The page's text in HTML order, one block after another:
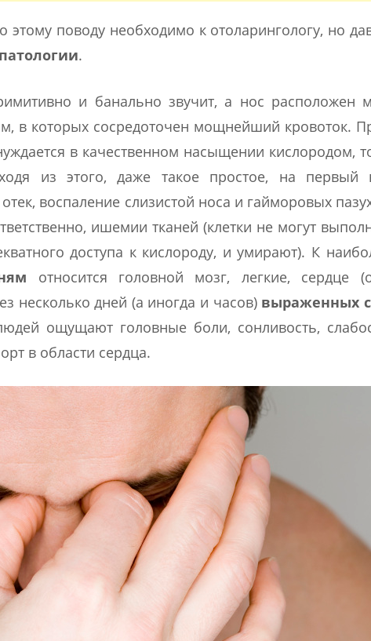
этому поводу необходимо к отоларингологу, но
.
и банально звучит, а нос расположен
в которых сосредоточен мощнейший кровоток.
в качественном насыщении кислородом,
из этого, даже такое простое, на первый
воспаление слизистой носа и гайморовых
ишемии тканей (клетки не могут
доступа к кислороду, и умирают). К
относится головной мозг, легкие, сердце
несколько дней (а иногда и часов) выраженных
ощущают головные боли, сонливость,
в области сердца.